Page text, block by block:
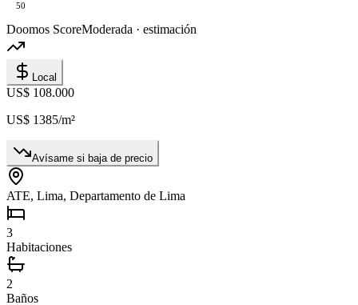
50
Doomos ScoreModerada · estimación
Local
US$ 108.000
US$ 1385/m²
Avísame si baja de precio
ATE, Lima, Departamento de Lima
3
Habitaciones
2
Baños